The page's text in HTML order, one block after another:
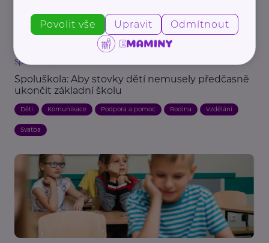
Spoluškola, z. s.
Spoluškola: Aby stovky dětí nemusely předčasně
ukončit základní školu
Děti Komunikace Podpora a pomoc Rodina Vzdělání
Svatba
Povolit vše Upravit Odmítnout